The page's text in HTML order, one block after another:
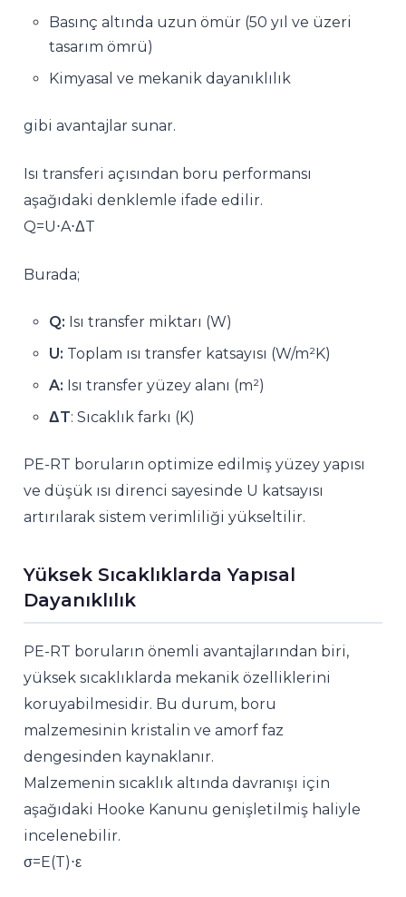
Basınç altında uzun ömür (50 yıl ve üzeri
tasarım ömrü)
Kimyasal ve mekanik dayanıklılık
gibi avantajlar sunar.
Isı transferi açısından boru performansı
aşağıdaki denklemle ifade edilir.
Q=U⋅A⋅ΔT
Burada;
Q: Isı transfer miktarı (W)
U: Toplam ısı transfer katsayısı (W/m²K)
A: Isı transfer yüzey alanı (m²)
ΔT: Sıcaklık farkı (K)
PE-RT boruların optimize edilmiş yüzey yapısı
ve düşük ısı direnci sayesinde U katsayısı
artırılarak sistem verimliliği yükseltilir.
Yüksek Sıcaklıklarda Yapısal
Dayanıklılık
PE-RT boruların önemli avantajlarından biri,
yüksek sıcaklıklarda mekanik özelliklerini
koruyabilmesidir. Bu durum, boru
malzemesinin kristalin ve amorf faz
dengesinden kaynaklanır.
Malzemenin sıcaklık altında davranışı için
aşağıdaki Hooke Kanunu genişletilmiş haliyle
incelenebilir.
σ=E(T)⋅ε